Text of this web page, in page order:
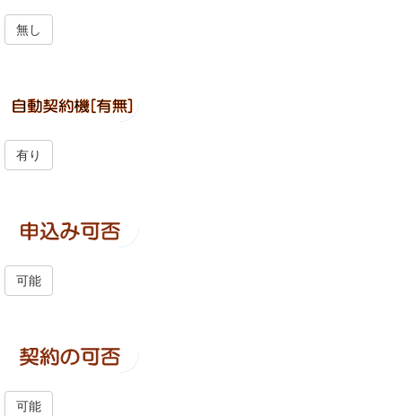
無し
有り
可能
可能